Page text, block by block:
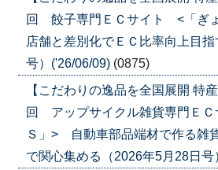
回 餃子専門ＥＣサイト <「ぎ
店舗と差別化でＥＣ比率向上目
号）('26/06/09) (0875)
【こだわりの逸品を全国展開 特
回 アップサイクル雑貨専門Ｅ
Ｓ」> 自動車部品端材で作る雑
で関心集める（2026年5月28日号